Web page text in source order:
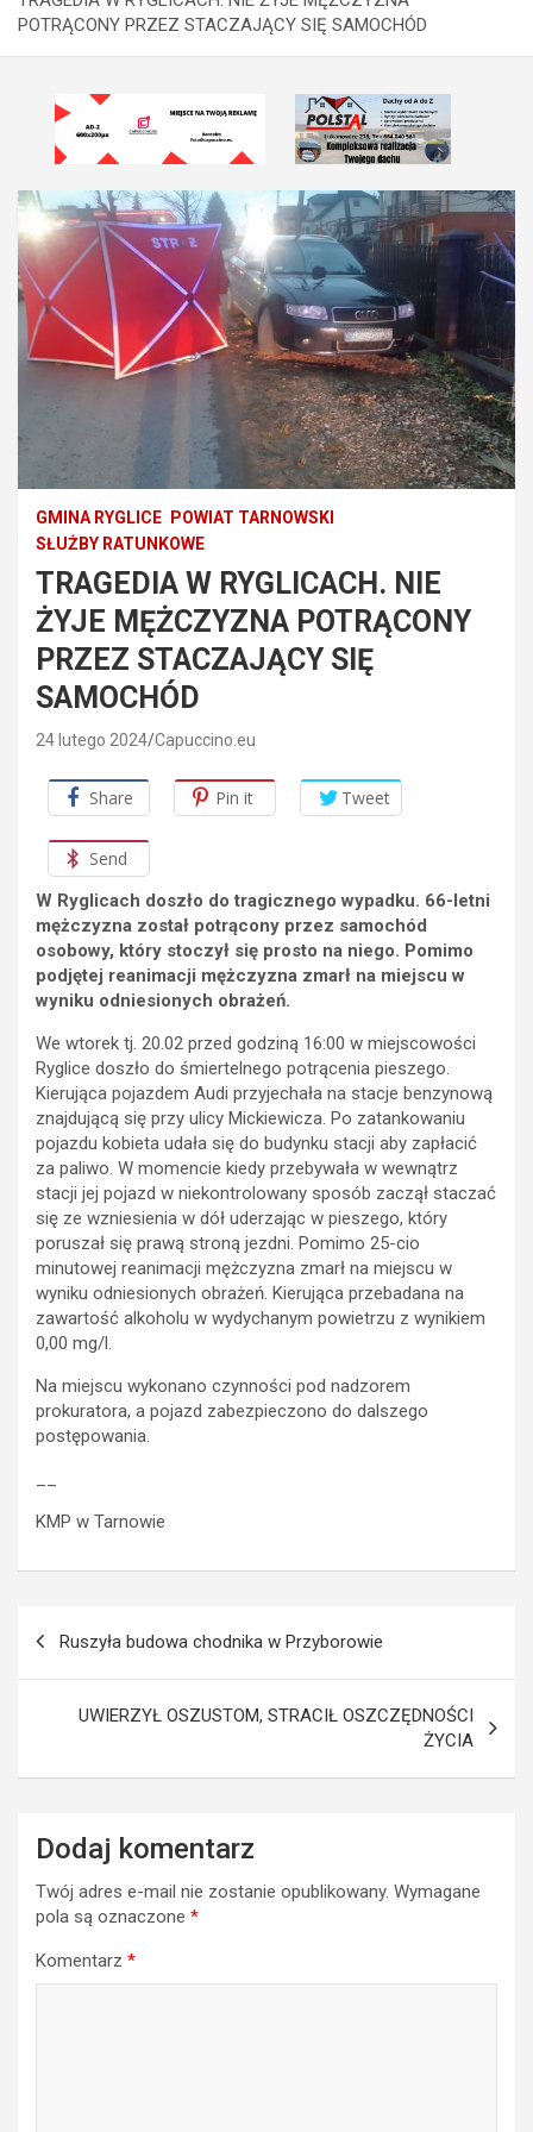
POTRĄCONY PRZEZ STACZAJĄCY SIĘ SAMOCHÓD
GMINA RYGLICE
POWIAT TARNOWSKI
SŁUŻBY RATUNKOWE
TRAGEDIA W RYGLICACH. NIE
ŻYJE MĘŻCZYZNA POTRĄCONY
PRZEZ STACZAJĄCY SIĘ
SAMOCHÓD
24 lutego 2024 Capuccino.eu
Share Pin it Tweet
Send
W Ryglicach doszło do tragicznego wypadku. 66-letni
mężczyzna został potrącony przez samochód
osobowy, który stoczył się prosto na niego. Pomimo
podjętej reanimacji mężczyzna zmarł na miejscu w
wyniku odniesionych obrażeń.
We wtorek tj. 20.02 przed godziną 16:00 w miejscowości
Ryglice doszło do śmiertelnego potrącenia pieszego.
Kierująca pojazdem Audi przyjechała na stacje benzynową
znajdującą się przy ulicy Mickiewicza. Po zatankowaniu
pojazdu kobieta udała się do budynku stacji aby zapłacić
za paliwo. W momencie kiedy przebywała w wewnątrz
stacji jej pojazd w niekontrolowany sposób zaczął staczać
się ze wzniesienia w dół uderzając w pieszego, który
poruszał się prawą stroną jezdni. Pomimo 25-cio
minutowej reanimacji mężczyzna zmarł na miejscu w
wyniku odniesionych obrażeń. Kierująca przebadana na
zawartość alkoholu w wydychanym powietrzu z wynikiem
0,00 mg/l.
Na miejscu wykonano czynności pod nadzorem
prokuratora, a pojazd zabezpieczono do dalszego
postępowania.
KMP w Tarnowie
Ruszyła budowa chodnika w Przyborowie
UWIERZYŁ OSZUSTOM, STRACIŁ OSZCZĘDNOŚCI
ŻYCIA
Dodaj komentarz
Twój adres e-mail nie zostanie opublikowany. Wymagane
pola są oznaczone *
Komentarz *